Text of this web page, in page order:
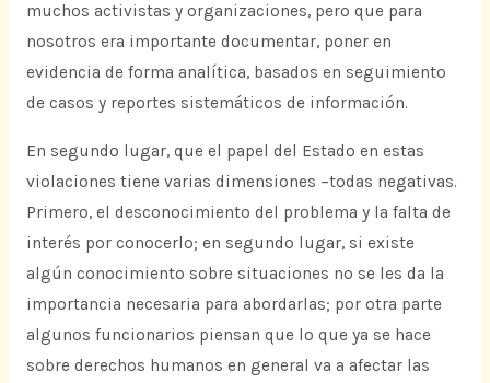
muchos activistas y organizaciones, pero que para
nosotros era importante documentar, poner en
evidencia de forma analítica, basados en seguimiento
de casos y reportes sistemáticos de información.
En segundo lugar, que el papel del Estado en estas
violaciones tiene varias dimensiones –todas negativas.
Primero, el desconocimiento del problema y la falta de
interés por conocerlo; en segundo lugar, si existe
algún conocimiento sobre situaciones no se les da la
importancia necesaria para abordarlas; por otra parte
algunos funcionarios piensan que lo que ya se hace
sobre derechos humanos en general va a afectar las